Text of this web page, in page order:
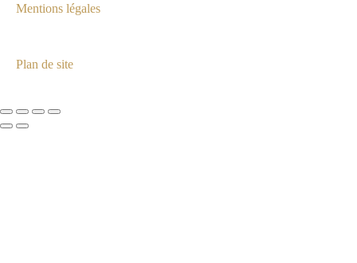
Mentions légales
Plan de site